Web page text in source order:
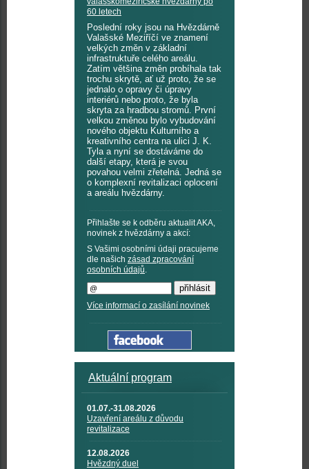
60 letech
Poslední roky jsou na Hvězdárně
Valašské Meziříčí ve znamení
velkých změn v základní
infrastruktuře celého areálu.
Zatím většina změn probíhala tak
trochu skrytě, ať už proto, že se
jednalo o opravy či úpravy
interiérů nebo proto, že byla
skryta za hradbou stromů. První
velkou změnou bylo vybudování
nového objektu Kulturního a
kreativního centra na ulici J. K.
Tyla a nyní se dostáváme do
další etapy, která je svou
povahou velmi zřetelná. Jedná se
o komplexní revitalizaci oplocení
a areálu hvězdárny.
Přihlašte se k odběru aktualit AKA,
novinek z hvězdárny a akcí:
S Vašimi osobními údaji pracujeme
dle našich zásad zpracování
osobních údajů.
Více informací o zasílání novinek
Aktuální program
01.07.-31.08.2026
Uzavření areálu z důvodu
revitalizace
12.08.2026
Hvězdný duel